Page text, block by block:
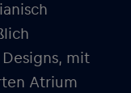
mit
Atrium